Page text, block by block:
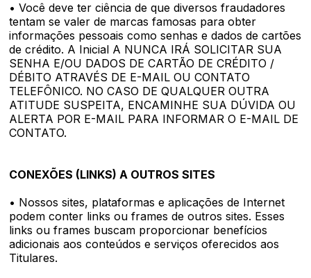
• Você deve ter ciência de que diversos fraudadores
tentam se valer de marcas famosas para obter
informações pessoais como senhas e dados de cartões
de crédito. A Inicial A NUNCA IRÁ SOLICITAR SUA
SENHA E/OU DADOS DE CARTÃO DE CRÉDITO /
DÉBITO ATRAVÉS DE E-MAIL OU CONTATO
TELEFÔNICO. NO CASO DE QUALQUER OUTRA
ATITUDE SUSPEITA, ENCAMINHE SUA DÚVIDA OU
ALERTA POR E-MAIL PARA INFORMAR O E-MAIL DE
CONTATO.
CONEXÕES (LINKS) A OUTROS SITES
• Nossos sites, plataformas e aplicações de Internet
podem conter links ou frames de outros sites. Esses
links ou frames buscam proporcionar benefícios
adicionais aos conteúdos e serviços oferecidos aos
Titulares.